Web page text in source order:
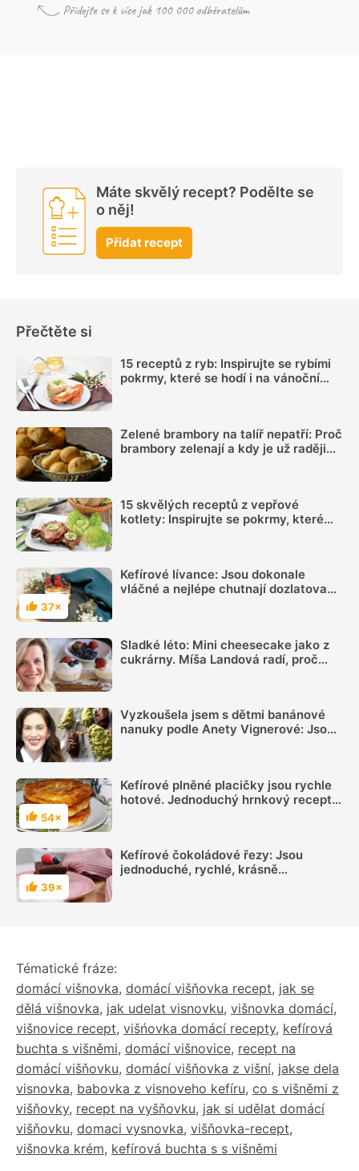
Máte skvělý recept? Podělte se
o něj!
Přidat recept
Přečtěte si
15 receptů z ryb: Inspirujte se rybími
pokrmy, které se hodí i na vánoční
Zelené brambory na talíř nepatří: Proč
brambory zelenají a kdy je už raději
15 skvělých receptů z vepřové
kotlety: Inspirujte se pokrmy, které
Hodnocení
37×
Kefírové lívance: Jsou dokonale
vláčné a nejlépe chutnají dozlatova
Sladké léto: Mini cheesecake jako z
cukrárny. Míša Landová radí, proč
Vyzkoušela jsem s dětmi banánové
nanuky podle Anety Vignerové: Jsou
Hodnocení
54×
Kefírové plněné placičky jsou rychle
hotové. Jednoduchý hrnkový recept
Hodnocení
39×
Kefírové čokoládové řezy: Jsou
jednoduché, rychlé, krásně
Tématické fráze:
domácí višnovka, domácí višňovka recept, jak se
dělá višnovka, jak udelat visnovku, višnovka domácí,
višnovice recept, višńovka domácí recepty, kefírová
buchta s višněmi, domácí višnovice, recept na
domácí višňovku, domácí višňovka z višní, jakse dela
visnovka, babovka z visnoveho kefíru, co s višněmi z
višňovky, recept na vyšňovku, jak si udělat domácí
višňovku, domaci vysnovka, višňovka-recept,
višnovka krém, kefírová buchta s s višněmi